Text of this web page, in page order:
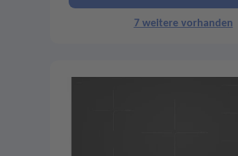
7 weitere vorhanden